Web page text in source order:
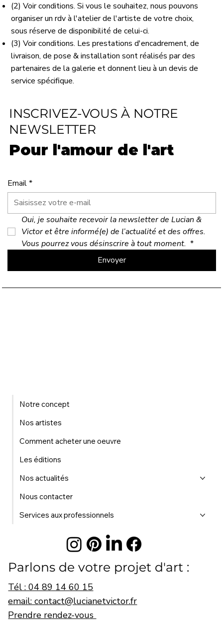
(2) Voir conditions. Si vous le souhaitez, nous pouvons
organiser un rdv à l'atelier de l'artiste de votre choix,
sous réserve de disponibilité de celui-ci.
(3) Voir conditions. Les prestations d'encadrement, de
livraison, de pose & installation sont réalisés par des
partenaires de la galerie et donnent lieu à un devis de
service spécifique.
Email*
Oui, je souhaite recevoir la newsletter de Lucian &
Victor et être informé(e) de l’actualité et des offres.
Vous pourrez vous désinscrire à tout moment. *
Envoyer
INSCRIVEZ-VOUS À NOTRE
NEWSLETTER
Pour l'amour de l'art
Parlons de votre projet d'art :
Tél : 04 89 14 60 15
email: contact@lucianetvictor.fr
Prendre rendez-vous
Notre concept
Nos artistes
Comment acheter une oeuvre
Les éditions
Nos actualités
Nous contacter
Services aux professionnels